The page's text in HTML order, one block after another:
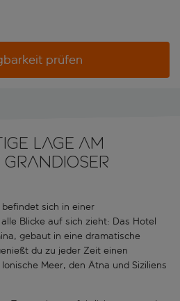
prüfen
Lage am
grandioser
sich in einer
Blicke auf sich zieht: Das Hotel
gebaut in eine dramatische
du zu jeder Zeit einen
Meer, den Ätna und Siziliens